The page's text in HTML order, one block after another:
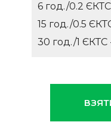
6 год./0.2
15 год./0.5
30 год./1 ЄКТС